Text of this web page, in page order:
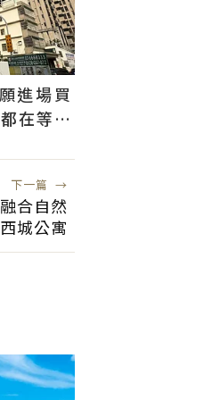
進場買
在等大
下一篇 →
合自然
城公寓